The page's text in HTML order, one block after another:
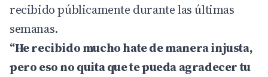
recibido públicamente durante las últimas
semanas.
“He recibido mucho hate de manera injusta,
pero eso no quita que te pueda agradecer tu